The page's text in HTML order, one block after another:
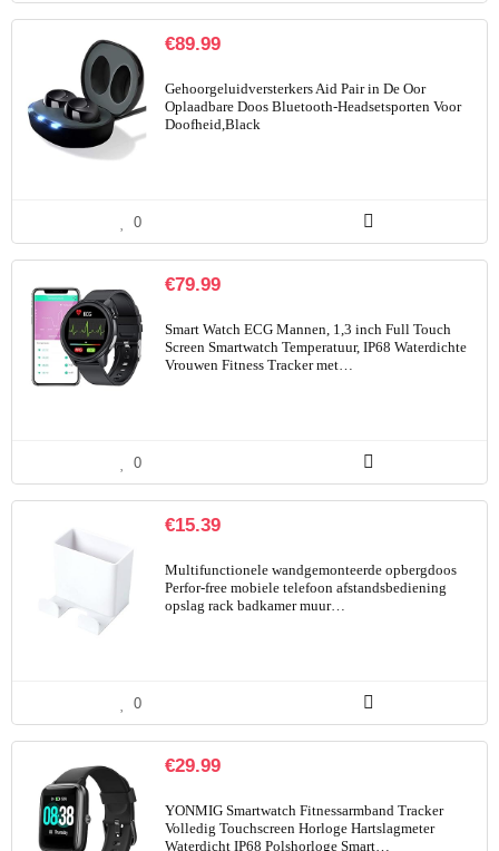
€89.99
Gehoorgeluidversterkers Aid Pair in De Oor
Oplaadbare Doos Bluetooth-Headsetsporten Voor
Doofheid,Black
0
€79.99
Smart Watch ECG Mannen, 1,3 inch Full Touch
Screen Smartwatch Temperatuur, IP68 Waterdichte
Vrouwen Fitness Tracker met…
0
€15.39
Multifunctionele wandgemonteerde opbergdoos
Perfor-free mobiele telefoon afstandsbediening
opslag rack badkamer muur…
0
€29.99
YONMIG Smartwatch Fitnessarmband Tracker
Volledig Touchscreen Horloge Hartslagmeter
Waterdicht IP68 Polshorloge Smart…